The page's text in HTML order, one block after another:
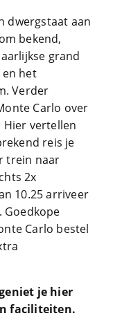
dwergstaat aan
bekend,
grand
het
Verder
Carlo over
Hier vertellen
reis je
trein naar
2x
10.25 arriveer
Goedkope
Carlo bestel
je hier
faciliteiten.